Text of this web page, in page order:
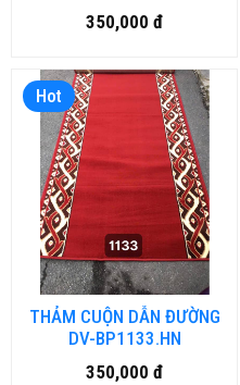
350,000 đ
Hot
THẢM CUỘN DẪN ĐƯỜNG
DV-BP1133.HN
350,000 đ